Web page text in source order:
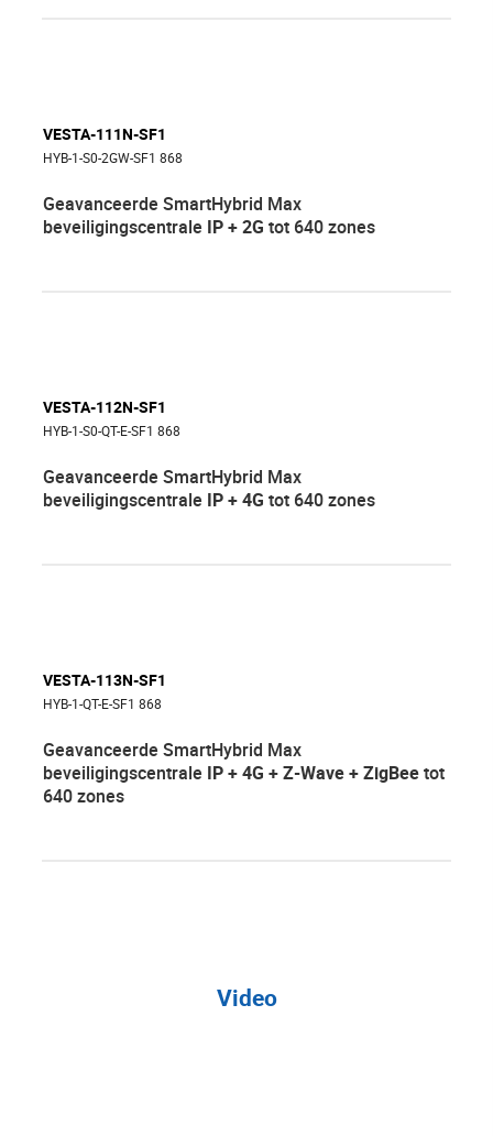
VESTA-111N-SF1
HYB-1-S0-2GW-SF1 868
Geavanceerde SmartHybrid Max
beveiligingscentrale IP + 2G tot 640 zones
VESTA-112N-SF1
HYB-1-S0-QT-E-SF1 868
Geavanceerde SmartHybrid Max
beveiligingscentrale IP + 4G tot 640 zones
VESTA-113N-SF1
HYB-1-QT-E-SF1 868
Geavanceerde SmartHybrid Max
beveiligingscentrale IP + 4G + Z-Wave + ZigBeetot
640 zones
Video